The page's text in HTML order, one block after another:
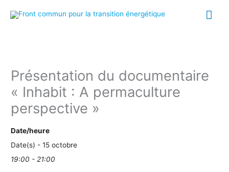
Présentation du documentaire
« Inhabit : A permaculture
perspective »
Date/heure
Date(s) - 15 octobre
19:00 - 21:00